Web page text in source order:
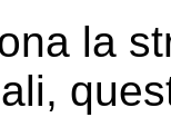
la